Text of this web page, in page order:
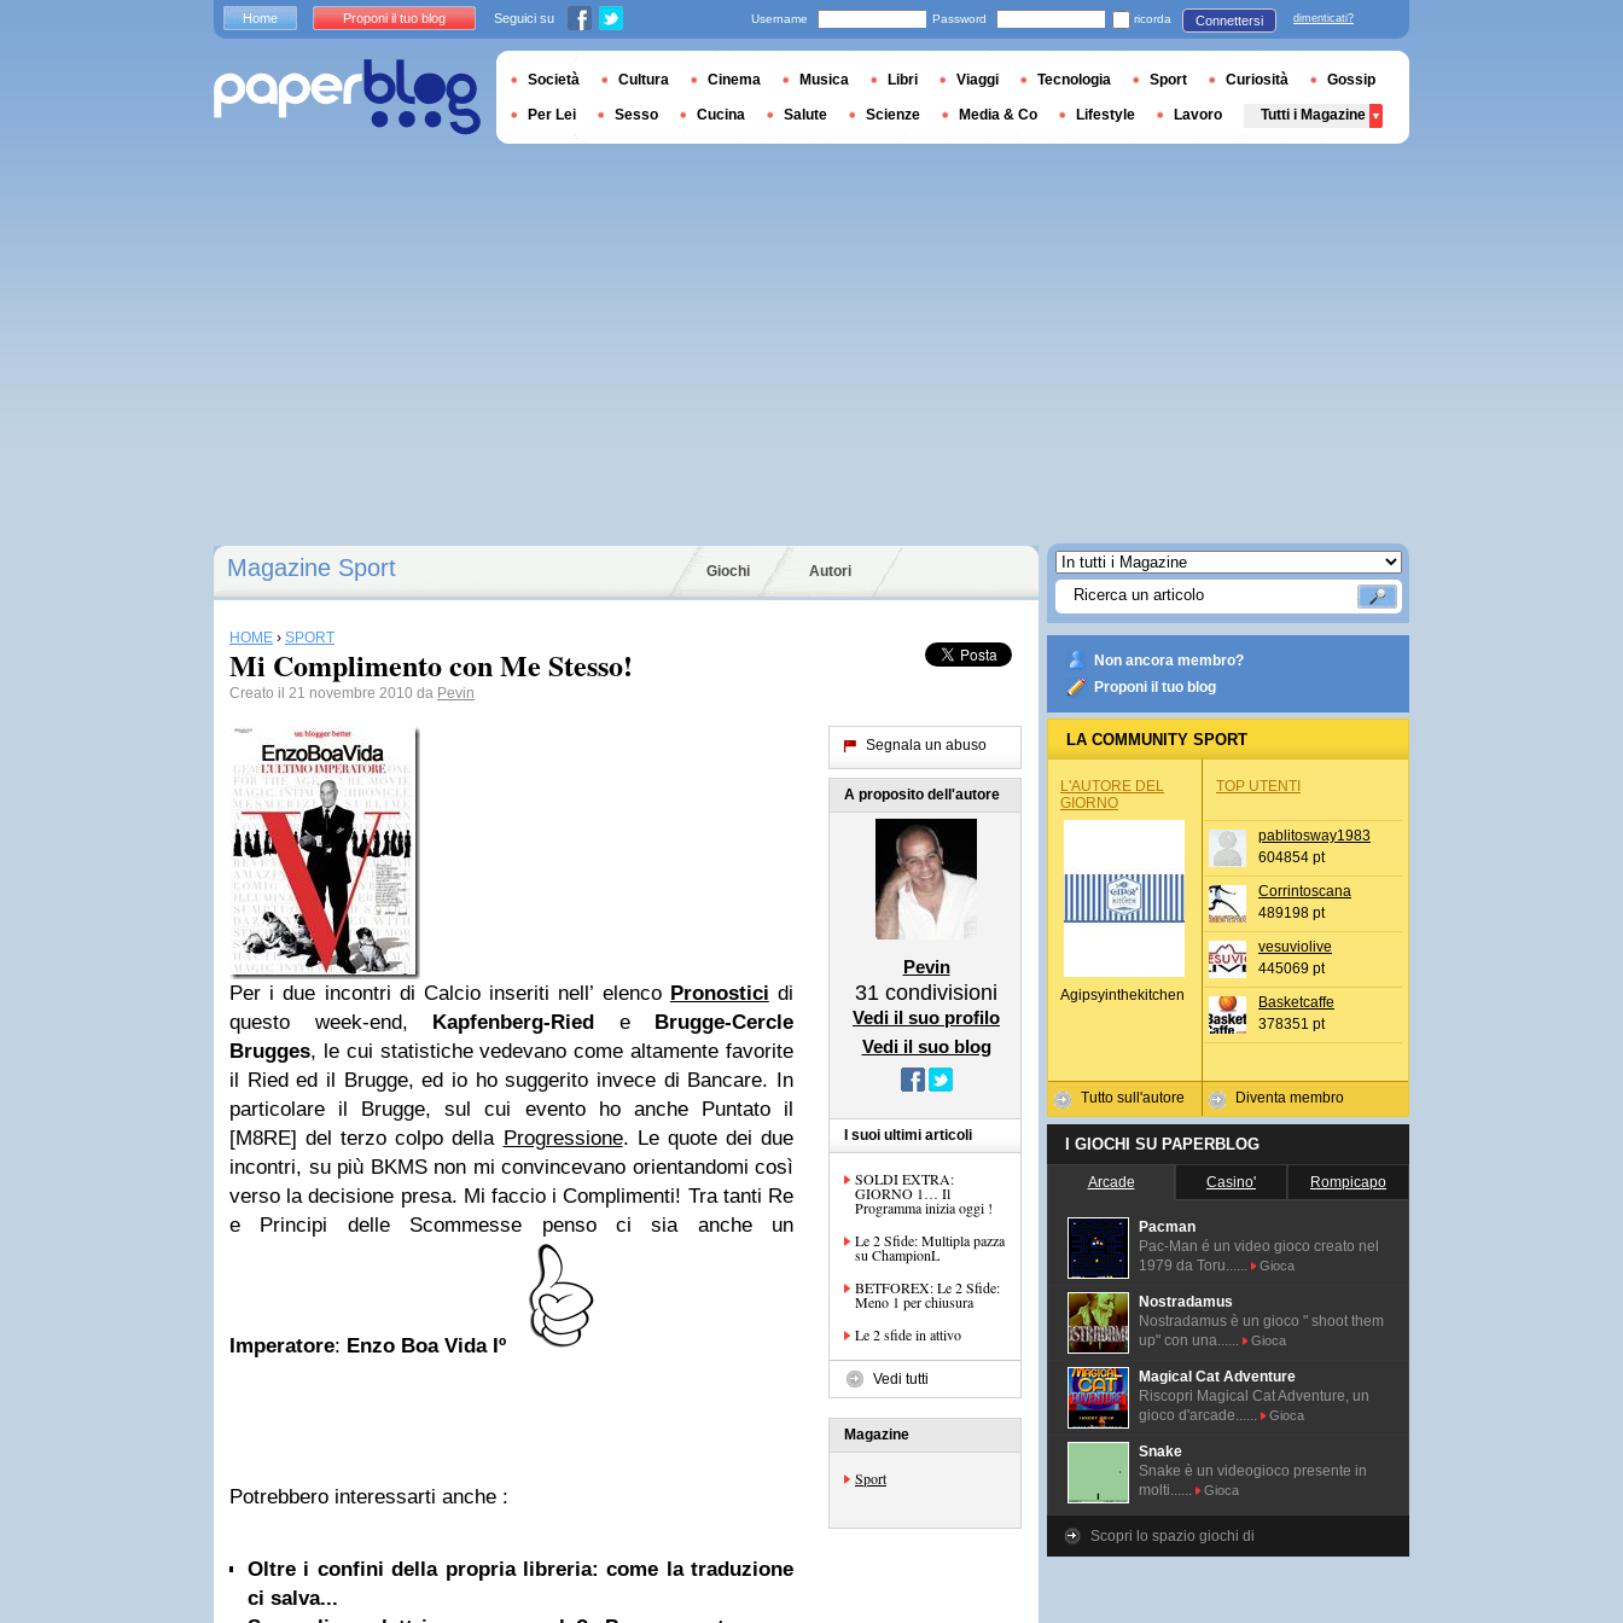
Magazine Sport Giochi Autori
HOME › SPORT
Mi Complimento con Me Stesso!
Creato il 21 novembre 2010 da Pevin
Per i due incontri di Calcio inseriti nell’ elenco Pronostici di
questo week-end, Kapfenberg-Ried e Brugge-Cercle
Brugges, le cui statistiche vedevano come altamente favorite
il Ried ed il Brugge, ed io ho suggerito invece di Bancare. In
particolare il Brugge, sul cui evento ho anche Puntato il
[M8RE] del terzo colpo della Progressione. Le quote dei due
incontri, su più BKMS non mi convincevano orientandomi così
verso la decisione presa. Mi faccio i Complimenti! Tra tanti Re
e Principi delle Scommesse penso ci sia anche un
Imperatore: Enzo Boa Vida Iº
Potrebbero interessarti anche :
Oltre i confini della propria libreria: come la traduzione
ci salva...
Segnala un abuso
A proposito dell'autore
Pevin
31 condivisioni
Vedi il suo profilo
Vedi il suo blog
I suoi ultimi articoli
SOLDI EXTRA:
GIORNO 1… Il
Programma inizia oggi !
Le 2 Sfide: Multipla pazza
su ChampionL
BETFOREX: Le 2 Sfide:
Meno 1 per chiusura
Le 2 sfide in attivo
Vedi tutti
Magazine
Sport
Non ancora membro?
Proponi il tuo blog
LA COMMUNITY SPORT
L'AUTORE DEL
GIORNO
Agipsyinthekitchen
Tutto sull'autore
TOP UTENTI
pablitosway1983
604854 pt
Corrintoscana
489198 pt
vesuviolive
445069 pt
Basketcaffe
378351 pt
Diventa membro
I GIOCHI SU PAPERBLOG
Arcade Casino' Rompicapo
Pacman
Pac-Man é un video gioco creato nel
1979 da Toru......
Gioca
Nostradamus
Nostradamus è un gioco " shoot them
up" con una......
Gioca
Magical Cat Adventure
Riscopri Magical Cat Adventure, un
gioco d'arcade......
Gioca
Snake
Snake è un videogioco presente in
molti......
Gioca
Scopri lo spazio giochi di
Home Proponi il tuo blog Seguici su Username Password ricorda Connettersi dimenticati?
Società Cultura Cinema Musica Libri Viaggi Tecnologia Sport Curiosità Gossip
Per Lei Sesso Cucina Salute Scienze Media & Co Lifestyle Lavoro Tutti i Magazine